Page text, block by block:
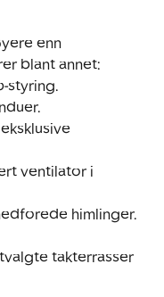
enn
blant annet: